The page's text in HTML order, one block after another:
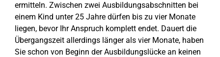
ermitteln. Zwischen zwei Ausbildungsabschnitten bei
einem Kind unter 25 Jahre dürfen bis zu vier Monate
liegen, bevor Ihr Anspruch komplett endet. Dauert die
Übergangszeit allerdings länger als vier Monate, haben
Sie schon von Beginn der Ausbildungslücke an keinen